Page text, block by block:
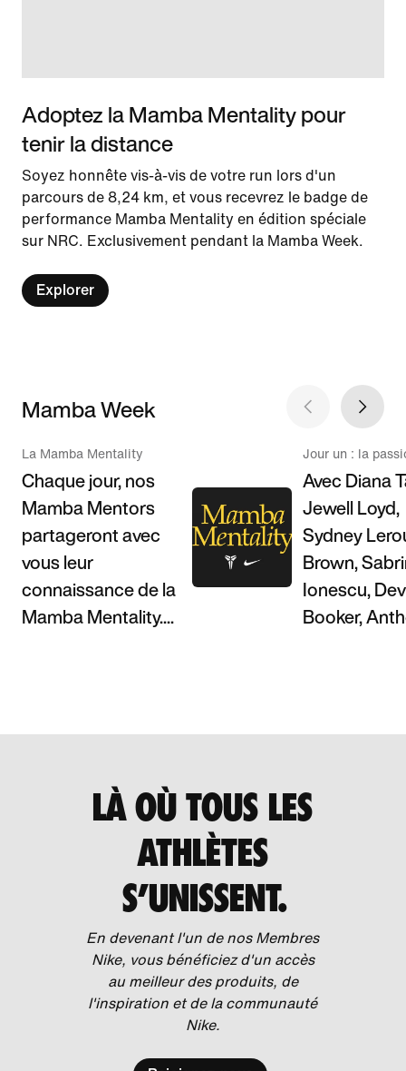
Adoptez la Mamba Mentality pour
tenir la distance
Soyez honnête vis-à-vis de votre run lors d'un
parcours de 8,24 km, et vous recevrez le badge de
performance Mamba Mentality en édition spéciale
sur NRC. Exclusivement pendant la Mamba Week.
Explorer
Mamba Week
La Mamba Mentality
Chaque jour, nos
Mamba Mentors
partageront avec
vous leur
connaissance de la
Mamba Mentality....
Jour un : la
Avec Diana
Jewell Loyd,
Sydney
Brown,
Ionescu,
Booker,
LÀ OÙ TOUS LES
ATHLÈTES
S’UNISSENT.
En devenant l'un de nos Membres
Nike, vous bénéficiez d'un accès
au meilleur des produits, de
l'inspiration et de la communauté
Nike.